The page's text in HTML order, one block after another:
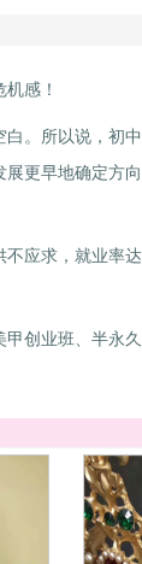
感！
。所以说，初
更早地确定方
应求，就业率
创业班、半永久